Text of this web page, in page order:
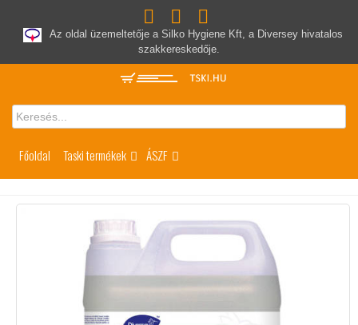
Az oldal üzemeltetője a Silko Hygiene Kft, a Diversey hivatalos
szakkereskedője.
Főoldal Taski termékek ÁSZF